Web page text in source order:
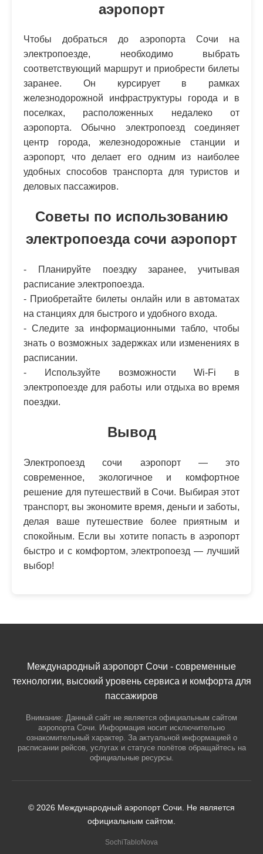
аэропорт
Чтобы добраться до аэропорта Сочи на
электропоезде, необходимо выбрать
соответствующий маршрут и приобрести билеты
заранее. Он курсирует в рамках
железнодорожной инфраструктуры города и в
поселках, расположенных недалеко от
аэропорта. Обычно электропоезд соединяет
центр города, железнодорожные станции и
аэропорт, что делает его одним из наиболее
удобных способов транспорта для туристов и
деловых пассажиров.
Советы по использованию
электропоезда сочи аэропорт
- Планируйте поездку заранее, учитывая
расписание электропоезда.
- Приобретайте билеты онлайн или в автоматах
на станциях для быстрого и удобного входа.
- Следите за информационными табло, чтобы
знать о возможных задержках или изменениях в
расписании.
- Используйте возможности Wi-Fi в
электропоезде для работы или отдыха во время
поездки.
Вывод
Электропоезд сочи аэропорт — это
современное, экологичное и комфортное
решение для путешествий в Сочи. Выбирая этот
транспорт, вы экономите время, деньги и заботы,
делая ваше путешествие более приятным и
спокойным. Если вы хотите попасть в аэропорт
быстро и с комфортом, электропоезд — лучший
выбор!
Международный аэропорт Сочи - современные
технологии, высокий уровень сервиса и комфорта для
пассажиров
Внимание: Данный сайт не является официальным сайтом
аэропорта Сочи. Информация носит исключительно
ознакомительный характер. За актуальной информацией о
расписании рейсов, услугах и статусе полётов обращайтесь на
официальные ресурсы.
© 2026 Международный аэропорт Сочи. Не является
официальным сайтом.
SochiTabloNova